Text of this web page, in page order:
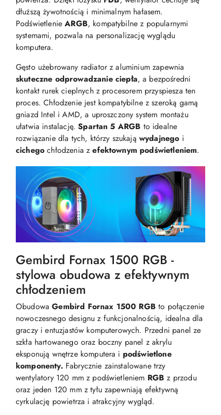
dłuższą żywotnością i minimalnym hałasem.
PodświetlenieARGB, kompatybilne z popularnymi
systemami, pozwala na personalizację wyglądu
komputera.
Gęsto użebrowany radiator z aluminium zapewnia
skuteczne odprowadzanie ciepła, a bezpośredni
kontakt rurek cieplnych z procesorem przyspiesza ten
proces. Chłodzenie jest kompatybilne z szeroką gamą
gniazd Intel i AMD, a uproszczony system montażu
ułatwia instalację.Spartan 5 ARGB to idealne
rozwiązanie dla tych, którzy szukają wydajnego i
cichego chłodzenia zefektownym podświetleniem.
Gembird Fornax 1500 RGB -
stylowa obudowa z efektywnym
chłodzeniem
ObudowaGembird Fornax 1500 RGBto połączenie
nowoczesnego designu z funkcjonalnością, idealna dla
graczy i entuzjastów komputerowych. Przedni panel ze
szkła hartowanego oraz boczny panel z akrylu
eksponują wnętrze komputera i podświetlone
komponenty. Fabrycznie zainstalowane trzy
wentylatory 120 mm z podświetleniem RGB z przodu
oraz jeden 120 mm z tyłu zapewniają efektywną
cyrkulację powietrza i atrakcyjny wygląd.